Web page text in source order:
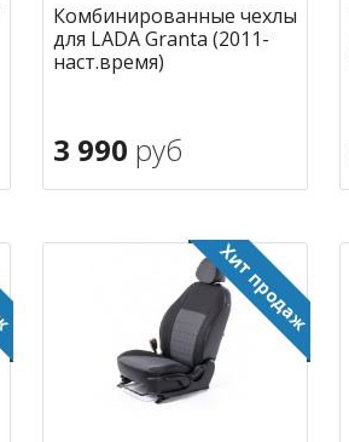
Комбинированные чехлы
для LADA Granta (2011-
наст.время)
3 990 руб
В корзину